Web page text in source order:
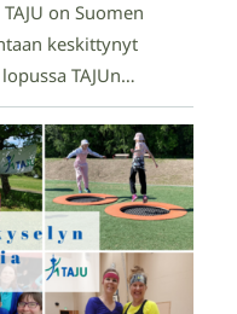
on Suomen
keskittynyt
TAJUn…